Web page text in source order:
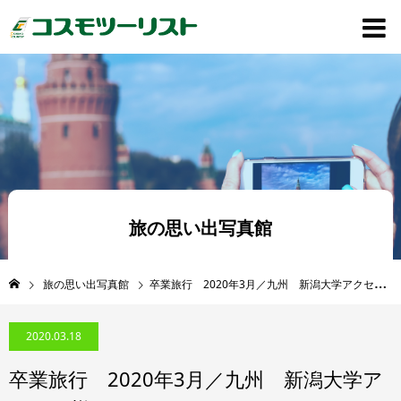
旅の思い出写真館
旅の思い出写真館 卒業旅行 2020年3月／九州 新潟大学アクセル様
2020.03.18
卒業旅行 2020年3月／九州 新潟大学ア